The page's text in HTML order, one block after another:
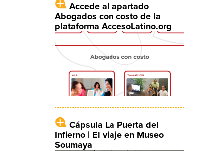
Accede al apartado
Abogados con costo de la
plataforma AccesoLatino.org
Cápsula La Puerta del
Infierno | El viaje en Museo
Soumaya